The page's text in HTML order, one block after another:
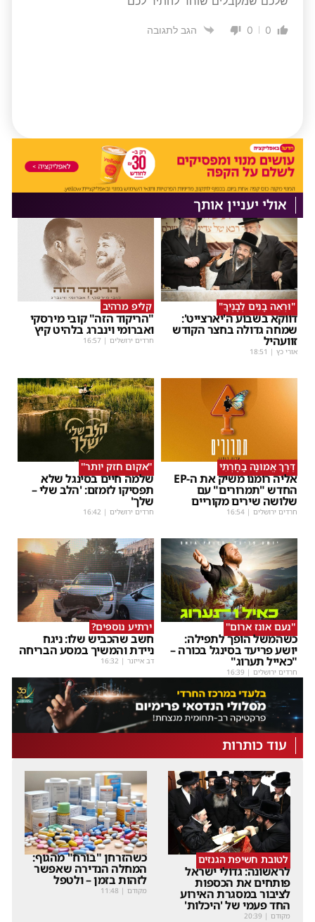
0
0 הגב לתגובה
אולי יעניין אותך
"וּרְאֵה בָנִים לְבָנֶיךָ"
דווקא בשבוע ה'יארצייט':
שמחה גדולה בחצר הקודש
זוועהיל
אורי כץ |
18:51
קליפ מרהיב
"הריקוד הזה" קובי מירסקי
ואברומי וינברג בלהיט קיץ
חרדים ירושלים |
16:57
דֶּרֶךְ אֱמוּנָה בָחָרְתִּי
אליה רומנו משיק את ה-EP
החדש "תמרורים" עם
שלושה שירים מקוריים
חרדים ירושלים |
16:54
''אקום חזק יותר''
שלמה חיים בסינגל שלא
תפסיקו לזמזם: 'הלב שלי –
שלך'
חרדים ירושלים |
16:42
''נעם אונז ארום''
כשהמשל הופך לתפילה:
יושע פריעד בסינגל בכורה –
"כאייל תערוג"
חרדים ירושלים |
16:39
ירתיע נוספים?
חשב שהכביש שלו: ניגח
ניידת והמשיך במסע הבריחה
דב אייזנר |
16:32
עוד כותרות
לטובת חשיפת הגנזים
לראשונה: גדולי ישראל
פותחים את הכספות
לציבור במסגרת האירוע
החד פעמי של 'היכלות'
מקודם |
20:39
כשהזרחן "בורח" מהגוף:
המחלה הנדירה שאפשר
לזהות בזמן – ולטפל
מקודם |
11:48